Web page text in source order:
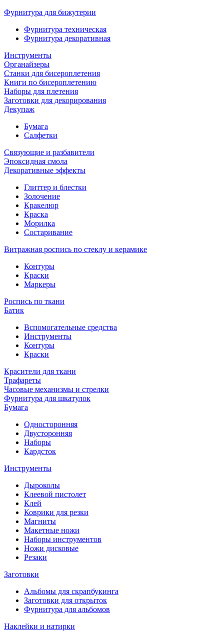
Фурнитура для бижутерии
Фурнитура техническая
Фурнитура декоративная
Инструменты
Органайзеры
Станки для бисероплетения
Книги по бисероплетению
Наборы для плетения
Заготовки для декорирования
Декупаж
Бумага
Салфетки
Связующие и разбавители
Эпоксидная смола
Декоративные эффекты
Глиттер и блестки
Золочение
Кракелюр
Краска
Морилка
Состаривание
Витражная роспись по стеклу и керамике
Контуры
Краски
Маркеры
Роспись по ткани
Батик
Вспомогательные средства
Инструменты
Контуры
Краски
Красители для ткани
Трафареты
Часовые механизмы и стрелки
Фурнитура для шкатулок
Бумага
Односторонняя
Двусторонняя
Наборы
Кардсток
Инструменты
Дыроколы
Клеевой пистолет
Клей
Коврики для резки
Магниты
Макетные ножи
Наборы инструментов
Ножи дисковые
Резаки
Заготовки
Альбомы для скрапбукинга
Заготовки для открыток
Фурнитура для альбомов
Наклейки и натирки